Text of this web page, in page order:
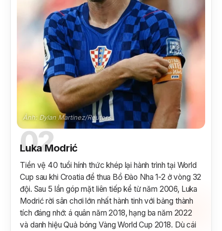
Ảnh: Dylan Martinez/Reuters.
02
Luka Modrić
Tiền vệ 40 tuổi hính thức khép lại hành trình tại World
Cup sau khi Croatia để thua Bồ Đào Nha 1-2 ở vòng 32
đội. Sau 5 lần góp mặt liên tiếp kể từ năm 2006, Luka
Modrić rời sân chơi lớn nhất hành tinh với bảng thành
tích đáng nhớ: á quân năm 2018, hạng ba năm 2022
và danh hiệu Quả bóng Vàng World Cup 2018. Dù cái